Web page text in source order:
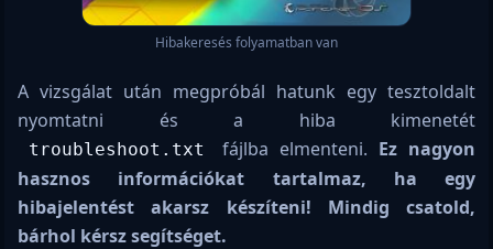
Hibakeresés folyamatban van
A vizsgálat után megpróbál hatunk egy tesztoldalt
nyomtatni és a hiba kimenetét
troubleshoot.txt fájlba elmenteni. Ez nagyon
hasznos információkat tartalmaz, ha egy
hibajelentést akarsz készíteni! Mindig csatold,
bárhol kérsz segítséget.